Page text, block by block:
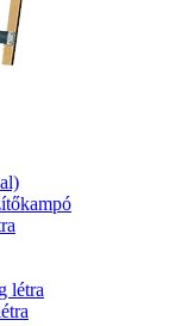
létra